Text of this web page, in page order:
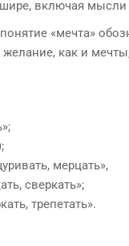
включая мысли
«мечта»
как и
мерцать»,
сверкать»;
трепетать».